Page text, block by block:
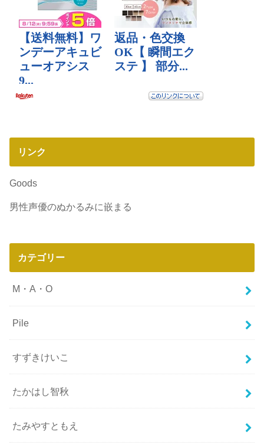
リンク
Goods
男性声優のぬかるみに嵌まる
カテゴリー
M・A・O
Pile
すずきけいこ
たかはし智秋
たみやすともえ